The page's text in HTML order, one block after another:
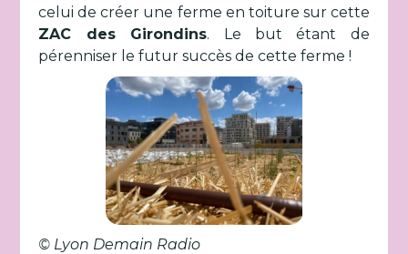
celui de créer une ferme en toiture sur cette
ZAC des Girondins. Le but étant de
pérenniser le futur succès de cette ferme !
© Lyon Demain Radio